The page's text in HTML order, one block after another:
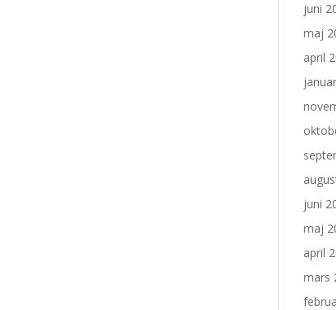
juni
maj
april
juni
maj
april
mars